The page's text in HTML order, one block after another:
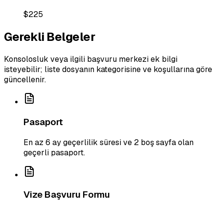
$225
Gerekli Belgeler
Konsolosluk veya ilgili başvuru merkezi ek bilgi
isteyebilir; liste dosyanın kategorisine ve koşullarına göre
güncellenir.
Pasaport
En az 6 ay geçerlilik süresi ve 2 boş sayfa olan
geçerli pasaport.
Vize Başvuru Formu